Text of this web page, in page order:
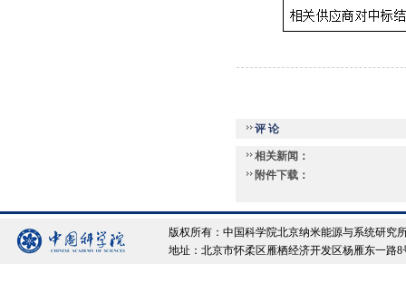
评 论
相关新闻：
附件下载：
版权所有：中国科学院北京纳米能源与系统研究
地址：北京市怀柔区雁栖经济开发区杨雁东一路8